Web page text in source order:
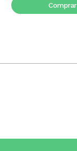
Comprar